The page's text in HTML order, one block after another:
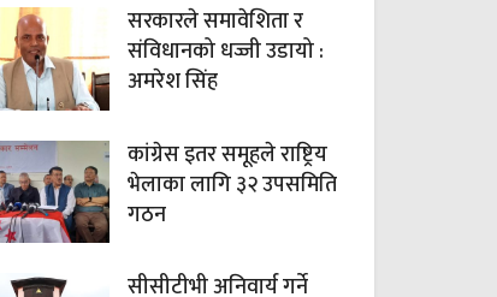
सरकारले समावेशिता र
संविधानको धज्जी उडायो :
अमरेश सिंह
कांग्रेस इतर समूहले राष्ट्रिय
भेलाका लागि ३२ उपसमिति
गठन
सीसीटीभी अनिवार्य गर्ने